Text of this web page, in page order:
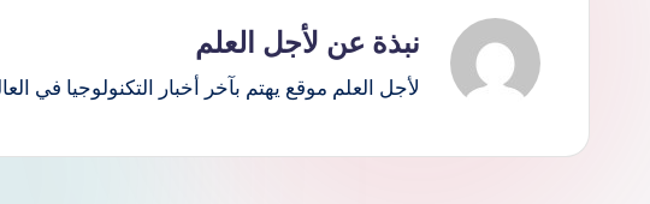
نبذة عن لأجل العلم
لأجل العلم موقع يهتم بآخر أخبار التكنولوجيا في